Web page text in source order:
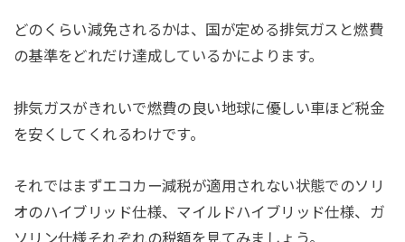
どのくらい減免されるかは、国が定める排気ガスと燃費
の基準をどれだけ達成しているかによります。
排気ガスがきれいで燃費の良い地球に優しい車ほど税金
を安くしてくれるわけです。
それではまずエコカー減税が適用されない状態でのソリ
オのハイブリッド仕様、マイルドハイブリッド仕様、ガ